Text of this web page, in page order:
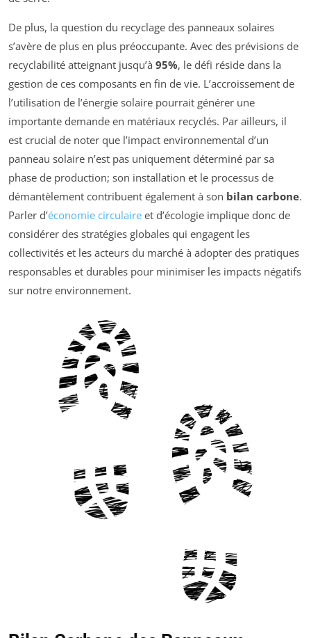
De plus, la question du recyclage des panneaux solaires
s’avère de plus en plus préoccupante. Avec des prévisions de
recyclabilité atteignant jusqu’à 95%, le défi réside dans la
gestion de ces composants en fin de vie. L’accroissement de
l’utilisation de l’énergie solaire pourrait générer une
importante demande en matériaux recyclés. Par ailleurs, il
est crucial de noter que l’impact environnemental d’un
panneau solaire n’est pas uniquement déterminé par sa
phase de production; son installation et le processus de
démantèlement contribuent également à son bilan carbone.
Parler d’économie circulaire et d’écologie implique donc de
considérer des stratégies globales qui engagent les
collectivités et les acteurs du marché à adopter des pratiques
responsables et durables pour minimiser les impacts négatifs
sur notre environnement.